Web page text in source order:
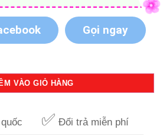
Gọi ngay
VÀO GIỎ HÀNG
✅ Đổi trả miễn phí